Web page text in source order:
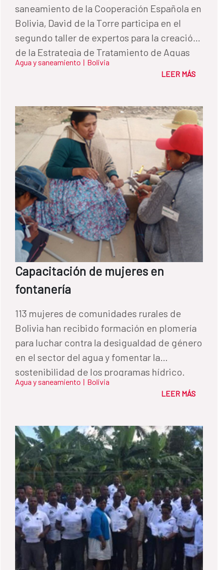
saneamiento de la Cooperación Española en
Bolivia, David de la Torre participa en el
segundo taller de expertos para la creación
de la Estrategia de Tratamiento de Aguas
Residuales del país andino.
Agua y saneamiento | Bolivia
LEER MÁS
Capacitación de mujeres en
fontanería
113 mujeres de comunidades rurales de
Bolivia han recibido formación en plomería
para luchar contra la desigualdad de género
en el sector del agua y fomentar la
sostenibilidad de los programas hídrico.
Agua y saneamiento | Bolivia
LEER MÁS